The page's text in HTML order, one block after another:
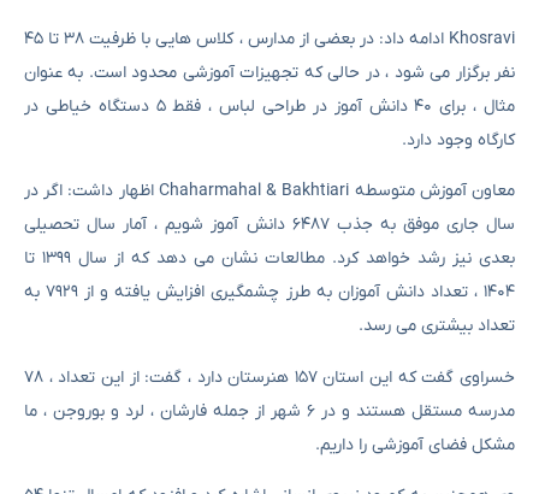
Khosravi ادامه داد: در بعضی از مدارس ، کلاس هایی با ظرفیت ۳۸ تا ۴۵
نفر برگزار می شود ، در حالی که تجهیزات آموزشی محدود است. به عنوان
مثال ، برای ۴۰ دانش آموز در طراحی لباس ، فقط ۵ دستگاه خیاطی در
کارگاه وجود دارد.
معاون آموزش متوسطه Chaharmahal & Bakhtiari اظهار داشت: اگر در
سال جاری موفق به جذب ۶۴۸۷ دانش آموز شویم ، آمار سال تحصیلی
بعدی نیز رشد خواهد کرد. مطالعات نشان می دهد که از سال ۱۳۹۹ تا
۱۴۰۴ ، تعداد دانش آموزان به طرز چشمگیری افزایش یافته و از ۷۹۲۹ به
تعداد بیشتری می رسد.
خسراوی گفت که این استان ۱۵۷ هنرستان دارد ، گفت: از این تعداد ، ۷۸
مدرسه مستقل هستند و در ۶ شهر از جمله فارشان ، لرد و بوروجن ، ما
مشکل فضای آموزشی را داریم.